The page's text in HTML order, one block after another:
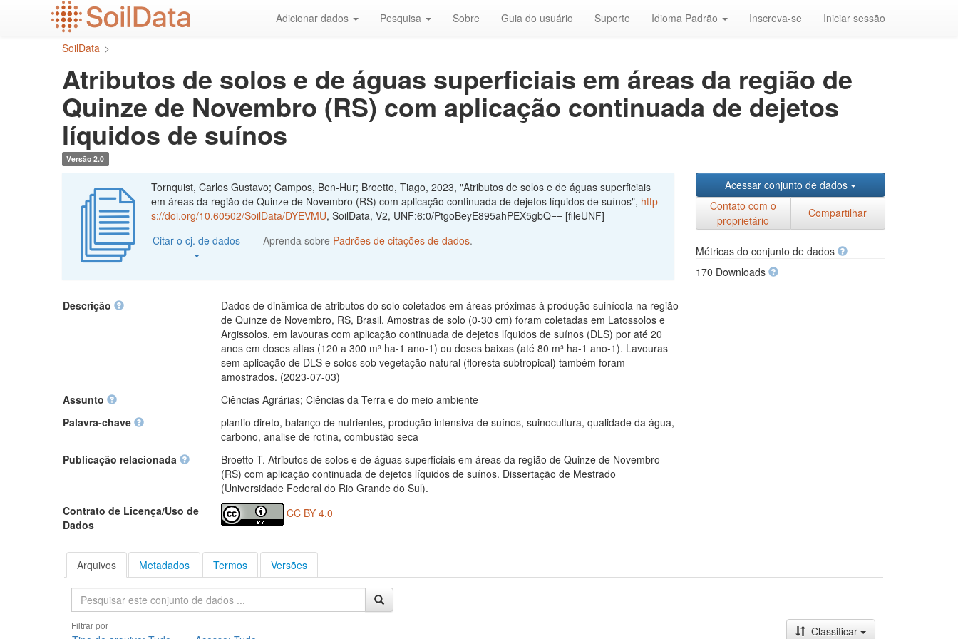
Adicionar dados Pesquisa Sobre Guia do usuário Suporte Idioma Padrão Inscreva-se Iniciar sessão
SoilData >
Atributos de solos e de águas superficiais em áreas da região de
Quinze de Novembro (RS) com aplicação continuada de dejetos
líquidos de suínos
Versão 2.0
Tornquist, Carlos Gustavo; Campos, Ben-Hur; Broetto, Tiago, 2023, "Atributos de solos e de águas superficiais
em áreas da região de Quinze de Novembro (RS) com aplicação continuada de dejetos líquidos de suínos", http
s://doi.org/10.60502/SoilData/DYEVMU, SoilData, V2, UNF:6:0/PtgoBeyE895ahPEX5gbQ== [fileUNF]
Citar o cj. de dados
Aprenda sobre Padrões de citações de dados.
Acessar conjunto de dados
Contato com o
proprietário
Compartilhar
Métricas do conjunto de dados
170 Downloads
Descrição
Dados de dinâmica de atributos do solo coletados em áreas próximas à produção suinícola na região
de Quinze de Novembro, RS, Brasil. Amostras de solo (0-30 cm) foram coletadas em Latossolos e
Argissolos, em lavouras com aplicação continuada de dejetos líquidos de suínos (DLS) por até 20
anos em doses altas (120 a 300 m³ ha-1 ano-1) ou doses baixas (até 80 m³ ha-1 ano-1). Lavouras
sem aplicação de DLS e solos sob vegetação natural (floresta subtropical) também foram
amostrados. (2023-07-03)
Assunto
Ciências Agrárias; Ciências da Terra e do meio ambiente
Palavra-chave
plantio direto, balanço de nutrientes, produção intensiva de suínos, suinocultura, qualidade da água,
carbono, analise de rotina, combustão seca
Publicação relacionada
Broetto T. Atributos de solos e de águas superficiais em áreas da região de Quinze de Novembro
(RS) com aplicação continuada de dejetos líquidos de suínos. Dissertação de Mestrado
(Universidade Federal do Rio Grande do Sul).
Contrato de Licença/Uso de
Dados
CC BY 4.0
Arquivos Metadados Termos Versões
Pesquisa
Filtrar por Classificar